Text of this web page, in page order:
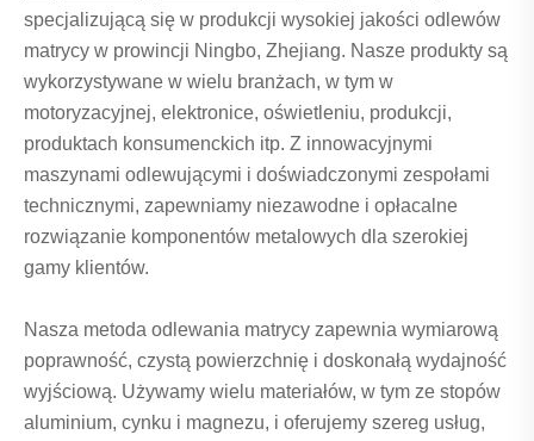
specjalizującą się w produkcji wysokiej jakości odlewów
matrycy w prowincji Ningbo, Zhejiang. Nasze produkty są
wykorzystywane w wielu branżach, w tym w
motoryzacyjnej, elektronice, oświetleniu, produkcji,
produktach konsumenckich itp. Z innowacyjnymi
maszynami odlewującymi i doświadczonymi zespołami
technicznymi, zapewniamy niezawodne i opłacalne
rozwiązanie komponentów metalowych dla szerokiej
gamy klientów.
Nasza metoda odlewania matrycy zapewnia wymiarową
poprawność, czystą powierzchnię i doskonałą wydajność
wyjściową. Używamy wielu materiałów, w tym ze stopów
aluminium, cynku i magnezu, i oferujemy szereg usług,